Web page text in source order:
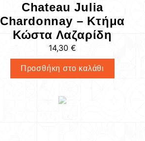
Chateau Julia
Chardonnay – Κτήμα
Κώστα Λαζαρίδη
14,30 €
Προσθήκη στο καλάθι